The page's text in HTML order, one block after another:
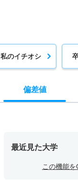
私のイチオシ
偏差値
最近見た大学
この機能を